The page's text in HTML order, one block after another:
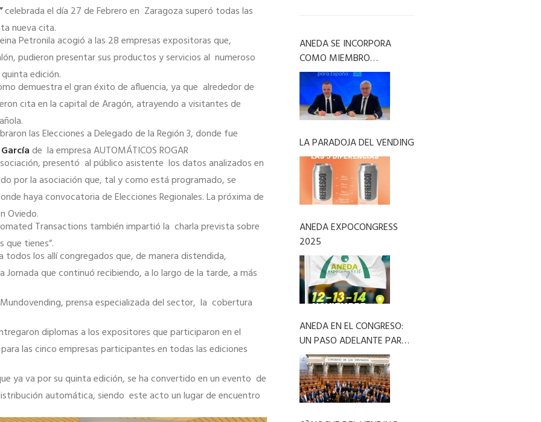
celebrada el día 27 de Febrero en Zaragoza superó todas las
nueva cita.
Petronila acogió a las 28 empresas expositoras que,
pudieron presentar sus productos y servicios al numeroso
edición.
demuestra el gran éxito de afluencia, ya que alrededor de
cita en la capital de Aragón, atrayendo a visitantes de
las Elecciones a Delegado de la Región 3, donde fue
de la empresa AUTOMÁTICOS ROGAR
presentó al público asistente los datos analizados en
por la asociación que, tal y como está programado, se
haya convocatoria de Elecciones Regionales. La próxima de
Oviedo.
Transactions también impartió la charla prevista sobre
que tienes”.
los allí congregados que, de manera distendida,
Jornada que continuó recibiendo, a lo largo de la tarde, a más
prensa especializada del sector, la cobertura
diplomas a los expositores que participaron en el
las cinco empresas participantes en todas las ediciones
ya va por su quinta edición, se ha convertido en un evento de
automática, siendo este acto un lugar de encuentro
ANEDA SE INCORPORA
COMO MIEMBRO
COLABORADOR A LA
ASOCIACIÓN SDDR ESPAÑA
LA PARADOJA DEL VENDING
ANEDA EXPOCONGRESS
2025
ANEDA EN EL CONGRESO:
UN PASO ADELANTE PARA
EL VENDING